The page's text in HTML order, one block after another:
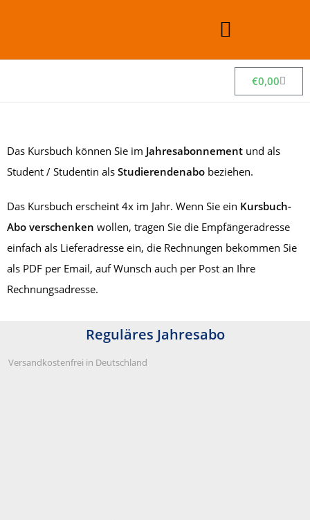
€0,00
Das Kursbuch können Sie im Jahresabonnement und als
Student / Studentin als Studierendenabo beziehen.
Das Kursbuch erscheint 4x im Jahr. Wenn Sie ein Kursbuch-
Abo verschenken wollen, tragen Sie die Empfängeradresse
einfach als Lieferadresse ein, die Rechnungen bekommen Sie
als PDF per Email, auf Wunsch auch per Post an Ihre
Rechnungsadresse.
Reguläres Jahresabo
Versandkostenfrei in Deutschland